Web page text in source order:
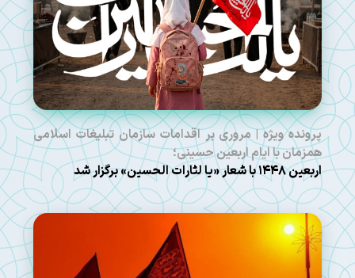
پرونده ویژه | مروری بر اقدامات سازمان تبلیغات اسلامی
همزمان با ایام اربعین حسینی؛
اربعین ۱۴۴۸ با شعار «یا لثارات الحسین» برگزار شد